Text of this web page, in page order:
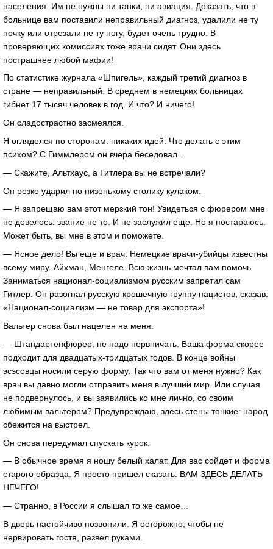
населения. Им не нужны ни танки, ни авиация. Доказать, что в
больнице вам поставили неправильный диагноз, удалили не ту
почку или отрезали не ту ногу, будет очень трудно. В
проверяющих комиссиях тоже врачи сидят. Они здесь
пострашнее любой мафии!
По статистике журнала «Шпигель», каждый третий диагноз в
стране — неправильный. В среднем в немецких больницах
гибнет 17 тысяч человек в год. И что? И ничего!
Он сладострастно засмеялся.
Я огляделся по сторонам: никаких идей. Что делать с этим
психом? С Гиммлером он вчера беседовал…
— Скажите, Альтхаус, а Гитлера вы не встречали?
Он резко ударил по низенькому столику кулаком.
— Я запрещаю вам этот мерзкий тон! Увидеться с фюрером мне
не довелось: звание не то. И не заслужил еще. Но я постараюсь.
Может быть, вы мне в этом и поможете.
— Ясное дело! Вы еще и врач. Немецкие врачи-убийцы известны
всему миру. Айхман, Менгеле. Всю жизнь мечтал вам помочь.
Заниматься национал-социализмом русским запретил сам
Гитлер. Он разогнал русскую крошечную группу нацистов, сказав:
«Национал-социализм — не товар для экспорта»!
Вальтер снова был нацелен на меня.
— Штандартенфюрер, не надо нервничать. Ваша форма скорее
подходит для двадцатых-тридцатых годов. В конце войны
эсэсовцы носили серую форму. Так что вам от меня нужно? Как
врач вы давно могли отправить меня в лучший мир. Или случая
не подвернулось, и вы заявились ко мне лично, со своим
любимым вальтером? Предупреждаю, здесь стены тонкие: народ
сбежится на выстрел.
Он снова передумал спускать курок.
— В обычное время я ношу белый халат. Для вас сойдет и форма
старого образца. Я просто пришел сказать: ВАМ ЗДЕСЬ ДЕЛАТЬ
НЕЧЕГО!
— Странно, в России я слышал то же самое…
В дверь настойчиво позвонили. Я осторожно, чтобы не
нервировать гостя, развел руками.